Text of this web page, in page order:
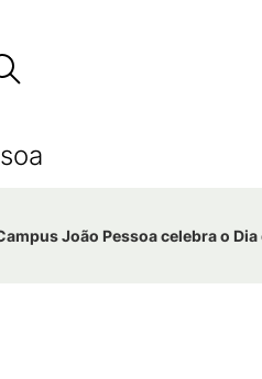
João Pessoa celebra o